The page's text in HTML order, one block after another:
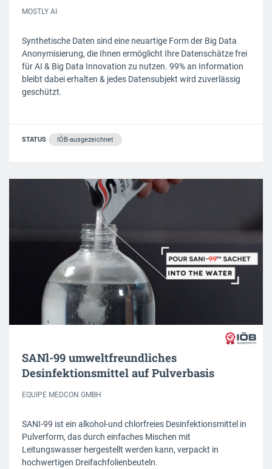
MOSTLY AI
Synthetische Daten sind eine neuartige Form der Big Data
Anonymisierung, die Ihnen ermöglicht Ihre Datenschätze frei
für AI & Big Data Innovation zu nutzen. 99% an Information
bleibt dabei erhalten & jedes Datensubjekt wird zuverlässig
geschützt.
STATUS IÖB-ausgezeichnet
SANl-99 umweltfreundliches
Desinfektionsmittel auf Pulverbasis
EQUIPE MEDCON GMBH
SANI-99 ist ein alkohol-und chlorfreies Desinfektionsmittel in
Pulverform, das durch einfaches Mischen mit
Leitungswasser hergestellt werden kann, verpackt in
hochwertigen Dreifachfolienbeuteln.